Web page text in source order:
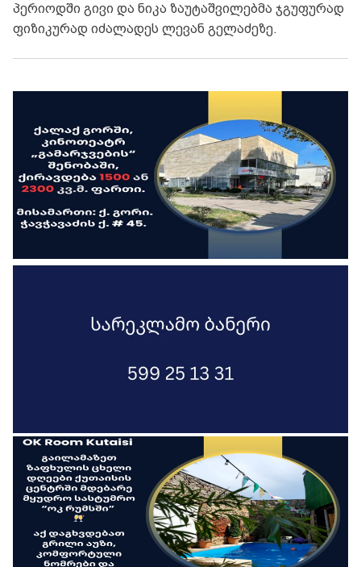
პერიოდში გივი და ნიკა ზაუტაშვილებმა ჯგუფურად
ფიზიკურად იძალადეს ლევან გელაძეზე.